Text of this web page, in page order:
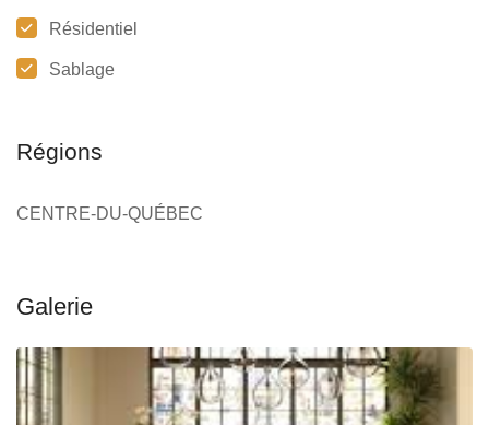
Résidentiel
Sablage
Régions
CENTRE-DU-QUÉBEC